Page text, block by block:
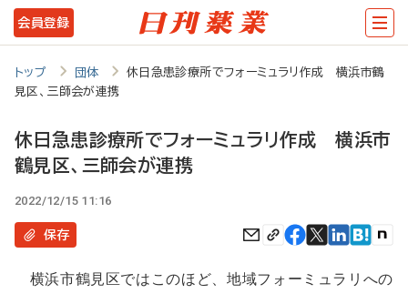
メ
イ
コ
テ
ツ
に
会員登録
トップ 団体
休日急患診療所でフォーミュラリ作成 横浜市鶴
見区、三師会が連携
休日急患診療所でフォーミュラリ作成 横浜市
鶴見区、三師会が連携
2022/12/15 11:16
保存
横浜市鶴見区ではこのほど、地域フォーミュラリへの